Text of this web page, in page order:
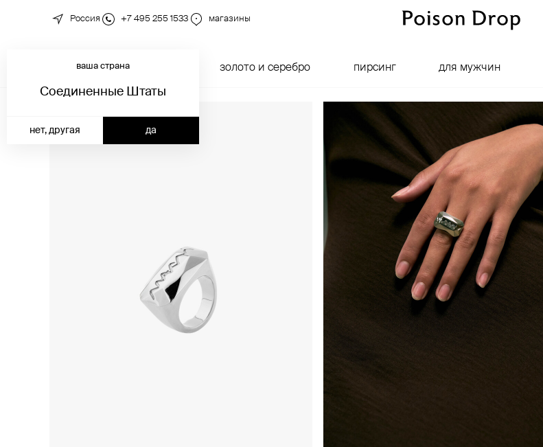
Россия +7 495 255 1533 магазины
новинки золото и серебро пирсинг для мужчин
ваша страна
Соединенные Штаты
да
нет, другая